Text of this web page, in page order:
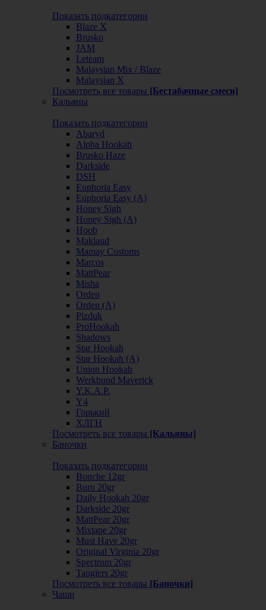
Показать подкатегории
Blaze X
Brusko
JAM
Leteam
Malaysian Mix / Blaze
Malaysian X
Посмотреть все товары [Бестабачные смеси]
Кальяны
Показать подкатегории
Abaryd
Alpha Hookah
Brusko Haze
Darkside
DSH
Euphoria Easy
Euphoria Easy (А)
Honey Sigh
Honey Sigh (А)
Hoob
Maklaud
Mamay Customs
Marcos
MattPear
Misha
Orden
Orden (А)
Pizduk
ProHookah
Shadows
Star Hookah
Star Hookah (А)
Union Hookah
Werkbund Maverick
Y.K.A.P.
Y4
Горький
ХЛГН
Посмотреть все товары [Кальяны]
Баночки
Показать подкатегории
Bonche 12gr
Burn 20gr
Daily Hookah 20gr
Darkside 20gr
MattPear 20gr
Mixtape 20gr
Must Have 20gr
Original Virginia 20gr
Spectrum 20gr
Tangiers 20gr
Посмотреть все товары [Баночки]
Чаши